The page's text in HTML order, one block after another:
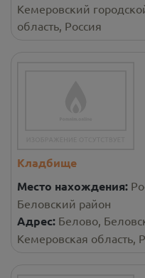
Кемеровский
область, Россия
Кладбище
Место нахождения:
Беловский район
Адрес: Белово,
Кемеровская область,